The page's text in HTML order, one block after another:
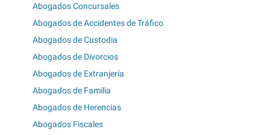
Abogados Concursales
Abogados de Accidentes de Tráfico
Abogados de Custodia
Abogados de Divorcios
Abogados de Extranjería
Abogados de Familia
Abogados de Herencias
Abogados Fiscales